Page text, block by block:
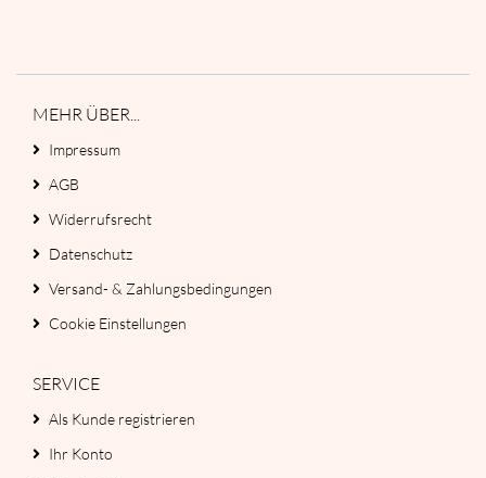
MEHR ÜBER...
Impressum
AGB
Widerrufsrecht
Datenschutz
Versand- & Zahlungsbedingungen
Cookie Einstellungen
SERVICE
Als Kunde registrieren
Ihr Konto